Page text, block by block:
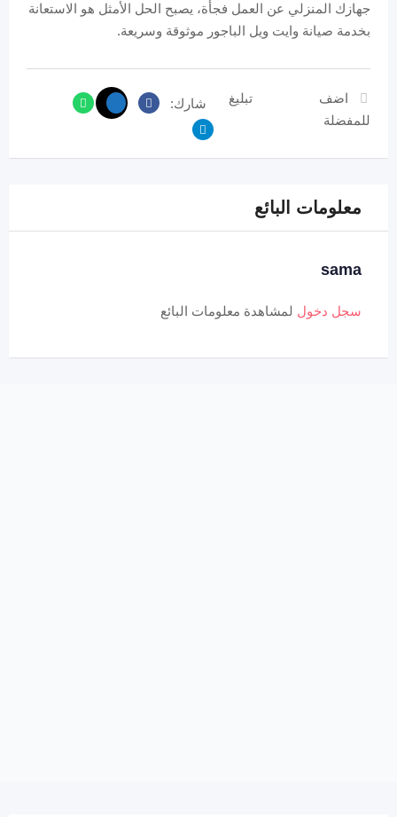
جهازك المنزلي عن العمل فجأة، يصبح الحل الأمثل هو الاستعانة
بخدمة صيانة وايت ويل الباجور موثوقة وسريعة.
اضف
للمفضلة
تبليغ شارك:
معلومات البائع
sama
سجل دخول لمشاهدة معلومات البائع